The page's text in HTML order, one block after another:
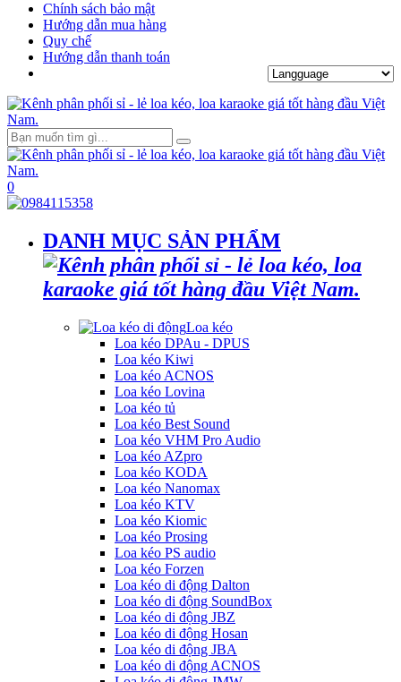
Chính sách bảo mật
Hướng dẫn mua hàng
Quy chế
Hướng dẫn thanh toán
0
DANH MỤC SẢN PHẨM
Loa kéo
Loa kéo DPAu - DPUS
Loa kéo Kiwi
Loa kéo ACNOS
Loa kéo Lovina
Loa kéo tủ
Loa kéo Best Sound
Loa kéo VHM Pro Audio
Loa kéo AZpro
Loa kéo KODA
Loa kéo Nanomax
Loa kéo KTV
Loa kéo Kiomic
Loa kéo Prosing
Loa kéo PS audio
Loa kéo Forzen
Loa kéo di động Dalton
Loa kéo di động SoundBox
Loa kéo di động JBZ
Loa kéo di động Hosan
Loa kéo di động JBA
Loa kéo di động ACNOS